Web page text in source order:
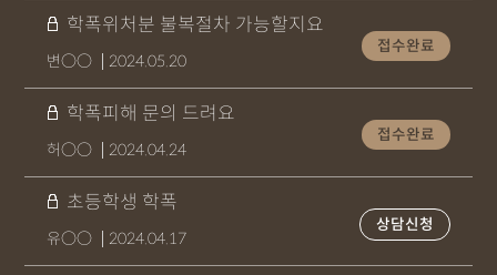
학폭위처분 불복절차 가능할지요
변○○ 2024.05.20
접수완료
학폭피해 문의 드려요
허○○ 2024.04.24
접수완료
초등학생 학폭
유○○ 2024.04.17
상담신청